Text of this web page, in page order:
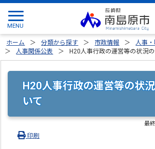
ホーム 分類から探す 市政情報 人事
人事関係公表
H20人事行政の運営等の状況
H20人事行政の運営等の状
いて
最
印刷